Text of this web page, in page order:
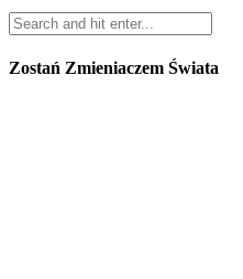
Zostań Zmieniaczem Świata